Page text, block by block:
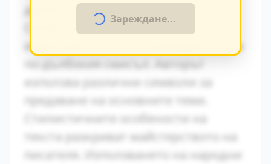
драматично напрежение.
Символиката в произведението
играе важна роля за разбирането на
използва различни символи за
предаване на основните теми.
Стилистичните особености на
текста разкриват майстерството на
писателя. Използването на народни
Зареждане...